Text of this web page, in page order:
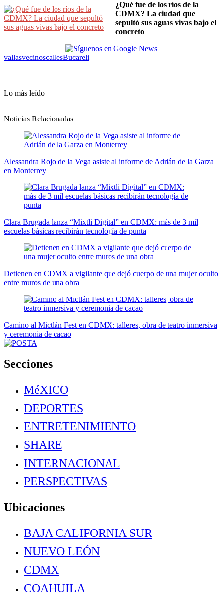
¿Qué fue de los ríos de la
CDMX? La ciudad que
sepultó sus aguas vivas bajo el
concreto
vallasvecinoscallesBucareli
Lo más leído
Noticias Relacionadas
Alessandra Rojo de la Vega asiste al informe de Adrián de la Garza
en Monterrey
Clara Brugada lanza “Mixtli Digital” en CDMX: más de 3 mil
escuelas básicas recibirán tecnología de punta
Detienen en CDMX a vigilante que dejó cuerpo de una mujer oculto
entre muros de una obra
Camino al Mictlán Fest en CDMX: talleres, obra de teatro inmersiva
y ceremonia de cacao
Secciones
MéXICO
DEPORTES
ENTRETENIMIENTO
SHARE
INTERNACIONAL
PERSPECTIVAS
Ubicaciones
BAJA CALIFORNIA SUR
NUEVO LEÓN
CDMX
COAHUILA